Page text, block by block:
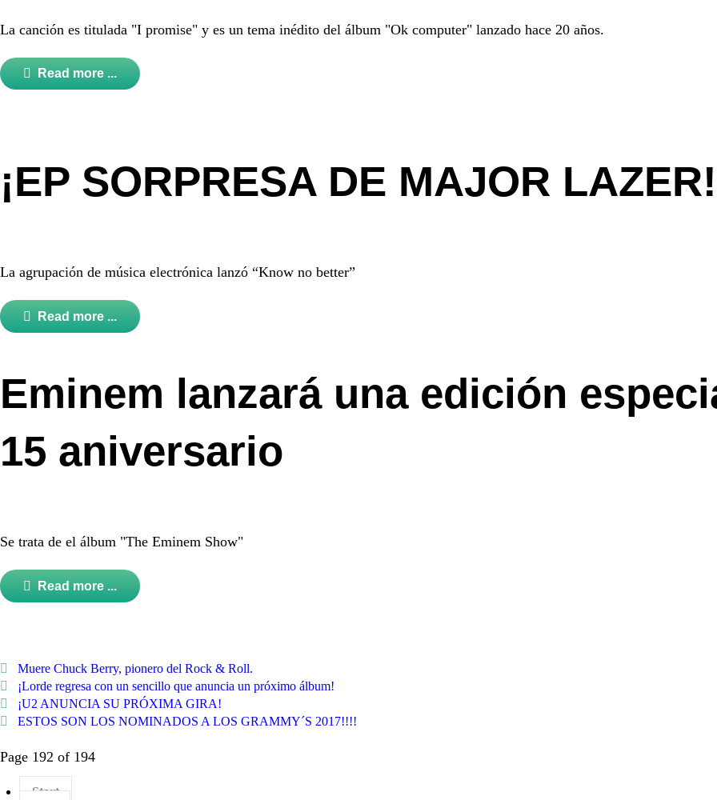
La canción es titulada "I promise" y es un tema inédito del álbum "Ok computer" lanzado hace 20 años.
Read more ...
¡EP SORPRESA DE MAJOR LAZER!
La agrupación de música electrónica lanzó “Know no better”
Read more ...
Eminem lanzará una edición
15 aniversario
Se trata de el álbum "The Eminem Show"
Read more ...
Muere Chuck Berry, pionero del Rock & Roll.
¡Lorde regresa con un sencillo que anuncia un próximo álbum!
¡U2 ANUNCIA SU PRÓXIMA GIRA!
ESTOS SON LOS NOMINADOS A LOS GRAMMY´S 2017!!!!
Page 192 of 194
Start